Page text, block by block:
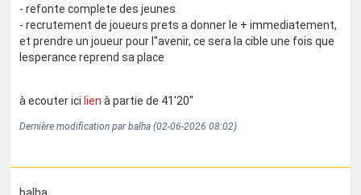
- refonte complete des jeunes
- recrutement de joueurs prets a donner le + immediatement,
et prendre un joueur pour l''avenir, ce sera la cible une fois que
lesperance reprend sa place
à ecouter ici lien à partie de 41'20"
Dernière modification par balha (02-06-2026 08:02)